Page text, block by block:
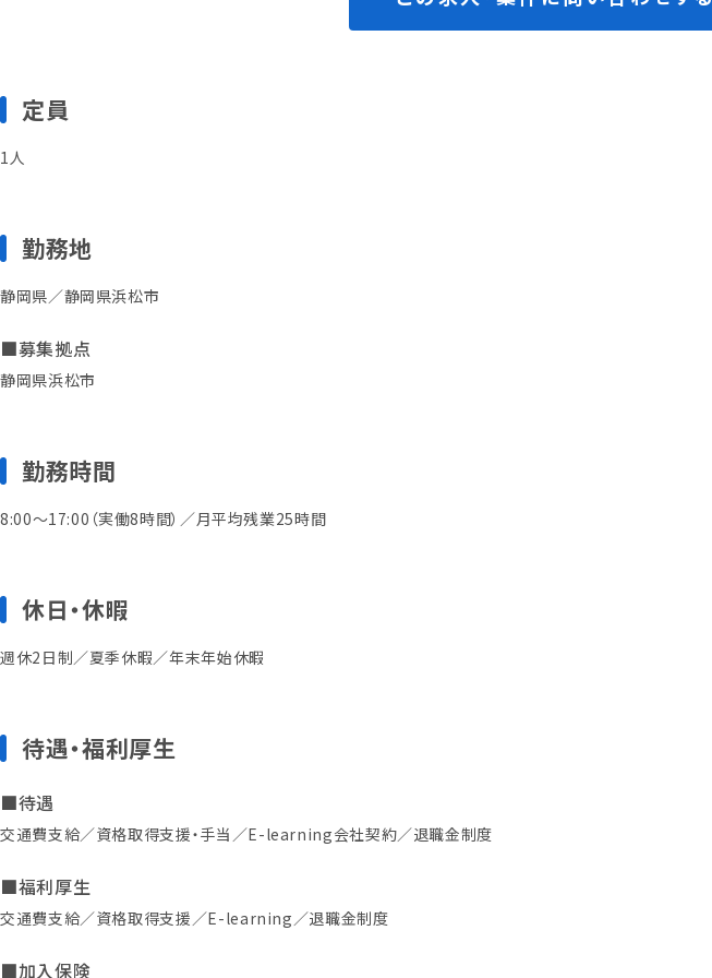
定員
1人
勤務地
静岡県／静岡県浜松市
■募集拠点
静岡県浜松市
勤務時間
8:00～17:00（実働8時間）／月平均残業25時間
休日・休暇
週休2日制／夏季休暇／年末年始休暇
待遇・福利厚生
■待遇
交通費支給／資格取得支援・手当／E-learning会社契約／退職金制度
■福利厚生
交通費支給／資格取得支援／E-learning／退職金制度
■加入保険